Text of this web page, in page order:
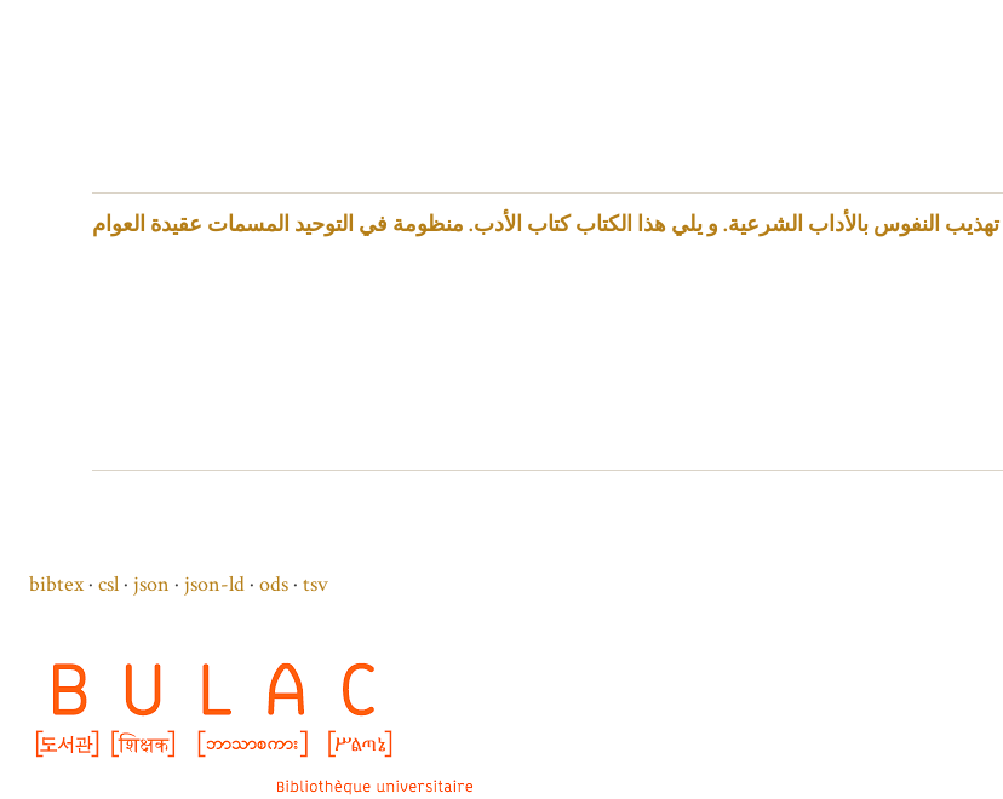
و تهذيب النفوس بالأداب الشرعية. و يلي هذا الكتاب كتاب الأدب. منظومة في التوحيد المسمات عقيدة العوام
bibtex csl json json-ld ods tsv